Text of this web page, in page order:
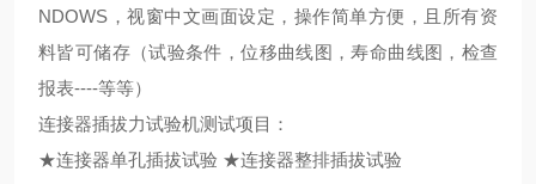
NDOWS，视窗中文画面设定，操作简单方便，且所有资
料皆可储存（试验条件，位移曲线图，寿命曲线图，检查
报表----等等）
连接器插拔力试验机测试项目：
★连接器单孔插拔试验 ★连接器整排插拔试验